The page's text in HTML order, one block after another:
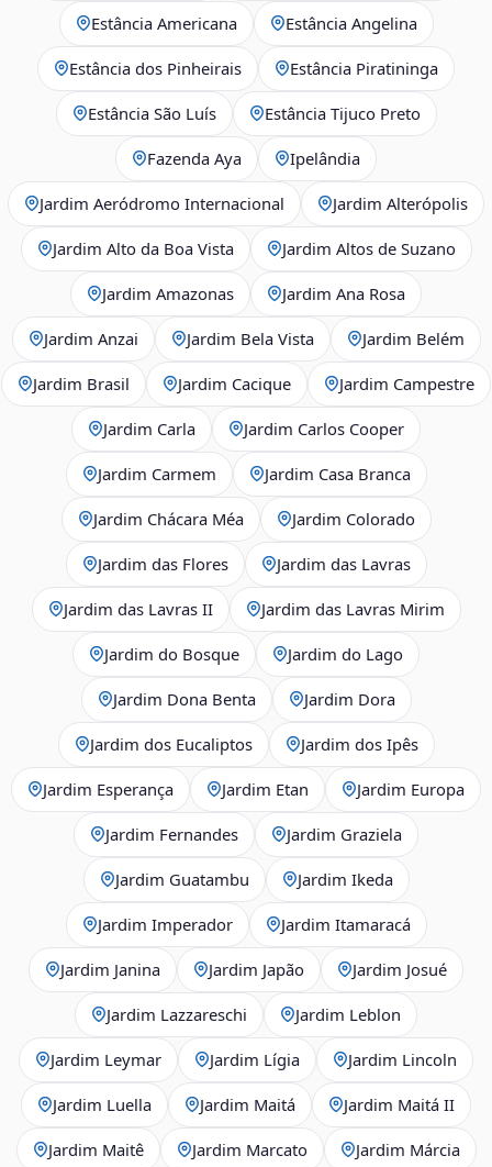
Estância Americana Estância Angelina
Estância dos Pinheirais Estância Piratininga
Estância São Luís Estância Tijuco Preto
Fazenda Aya Ipelândia
Jardim Aeródromo Internacional Jardim Alterópolis
Jardim Alto da Boa Vista Jardim Altos de Suzano
Jardim Amazonas Jardim Ana Rosa
Jardim Anzai Jardim Bela Vista Jardim Belém
Jardim Brasil Jardim Cacique Jardim Campestre
Jardim Carla Jardim Carlos Cooper
Jardim Carmem Jardim Casa Branca
Jardim Chácara Méa Jardim Colorado
Jardim das Flores Jardim das Lavras
Jardim das Lavras II Jardim das Lavras Mirim
Jardim do Bosque Jardim do Lago
Jardim Dona Benta Jardim Dora
Jardim dos Eucaliptos Jardim dos Ipês
Jardim Esperança Jardim Etan Jardim Europa
Jardim Fernandes Jardim Graziela
Jardim Guatambu Jardim Ikeda
Jardim Imperador Jardim Itamaracá
Jardim Janina Jardim Japão Jardim Josué
Jardim Lazzareschi Jardim Leblon
Jardim Leymar Jardim Lígia Jardim Lincoln
Jardim Luella Jardim Maitá Jardim Maitá II
Jardim Maitê Jardim Marcato Jardim Márcia